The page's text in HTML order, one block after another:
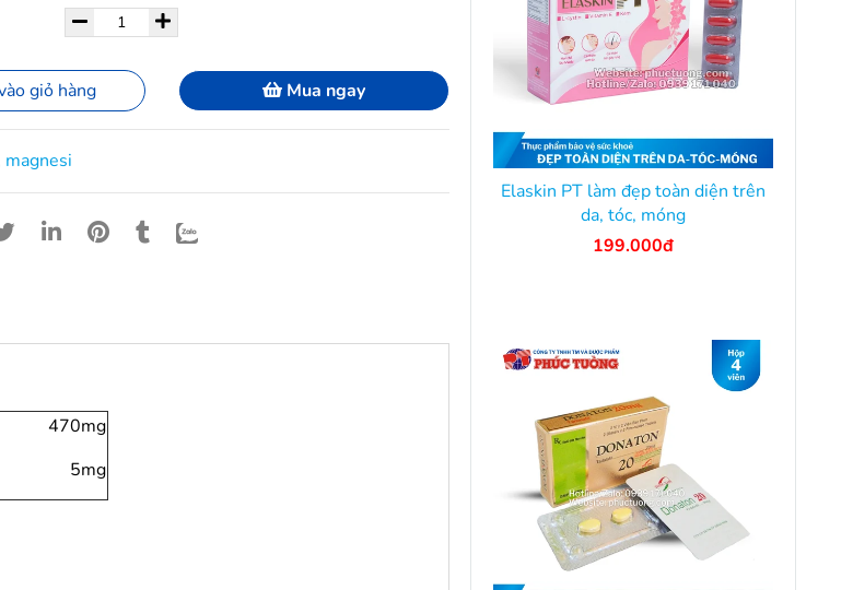
giỏ hàng Mua ngay
magnesi
470mg
5mg
Elaskin PT làm đẹp toàn diện trên
da, tóc, móng
199.000đ